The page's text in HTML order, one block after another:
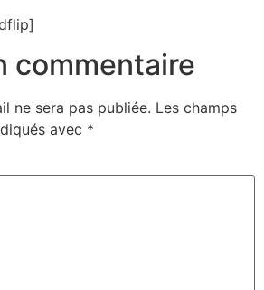
commentaire
ne sera pas publiée. Les champs
avec *